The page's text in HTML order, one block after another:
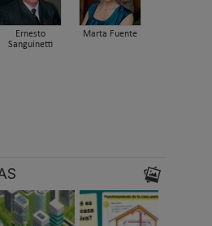
Ernesto
Sanguinetti
Marta Fuente